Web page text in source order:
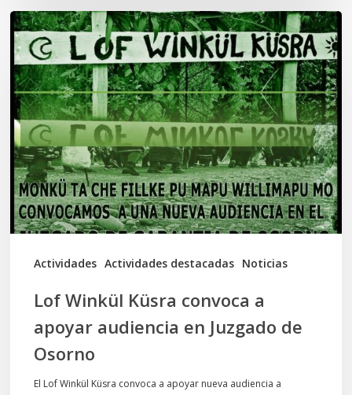
Actividades Actividades destacadas Noticias
Lof
Winkül
Küsra
convoca
a
apoyar
audiencia
en
Juzgado
Lof Winkül Küsra convoca a
apoyar audiencia en Juzgado de
Osorno
El Lof Winkül Küsra convoca a apoyar nueva audiencia a